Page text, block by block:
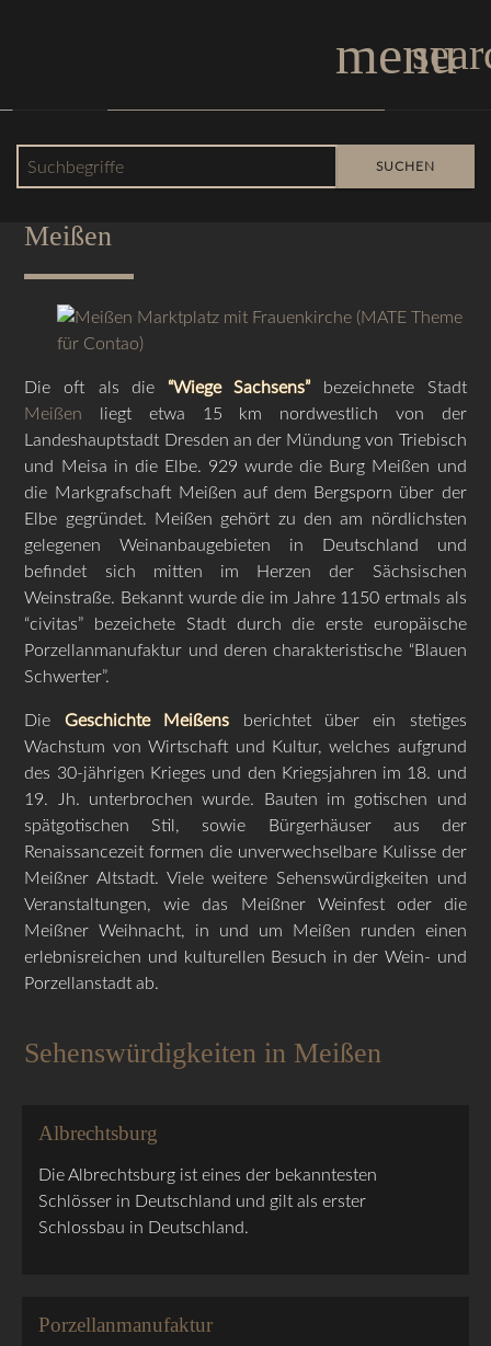
menu
Suchbegriffe SUCHEN
Meißen
Die oft als die “Wiege Sachsens”bezeichnete Stadt
Meißen liegt etwa 15 km nordwestlich von der
Landeshauptstadt Dresden an der Mündung von Triebisch
und Meisa in die Elbe. 929 wurde die Burg Meißen und
die Markgrafschaft Meißen auf dem Bergsporn über der
Elbe gegründet. Meißen gehört zu den am nördlichsten
gelegenen Weinanbaugebieten in Deutschland und
befindet sich mitten im Herzen der Sächsischen
Weinstraße. Bekannt wurde die im Jahre 1150 ertmals als
“civitas” bezeichete Stadt durch die erste europäische
Porzellanmanufaktur und deren charakteristische “Blauen
Schwerter”.
Die Geschichte Meißens berichtet über ein stetiges
Wachstum von Wirtschaft und Kultur, welches aufgrund
des 30-jährigen Krieges und den Kriegsjahren im 18. und
19. Jh. unterbrochen wurde. Bauten im gotischen und
spätgotischen Stil, sowie Bürgerhäuser aus der
Renaissancezeit formen die unverwechselbare Kulisse der
Meißner Altstadt. Viele weitere Sehenswürdigkeiten und
Veranstaltungen, wie das Meißner Weinfest oder die
Meißner Weihnacht, in und um Meißen runden einen
erlebnisreichen und kulturellen Besuch in der Wein- und
Porzellanstadt ab.
Sehenswürdigkeiten in Meißen
Albrechtsburg
Die Albrechtsburg ist eines der bekanntesten
Schlösser in Deutschland und gilt als erster
Schlossbau in Deutschland.
Porzellanmanufaktur